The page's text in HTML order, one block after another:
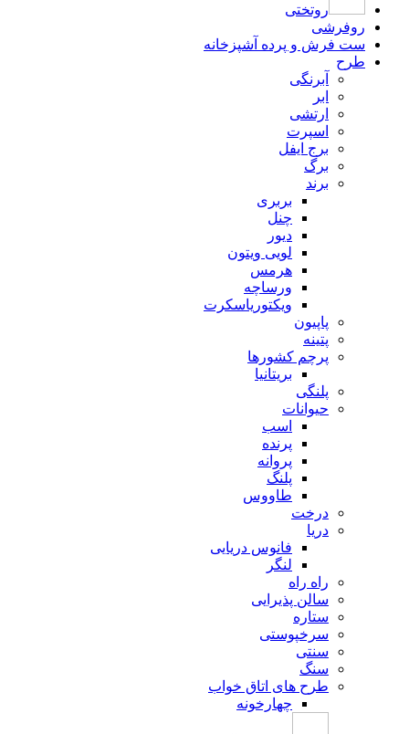
روتختی
روفرشی
ست فرش و پرده آشپزخانه
طرح
آبرنگی
ابر
ارتشی
اسپرت
برج ایفل
برگ
برند
بربری
چنل
دیور
لویی ویتون
هرمس
ورساچه
ویکتوریاسکرت
پاپیون
پتینه
پرچم کشورها
بریتانیا
پلنگی
حیوانات
اسب
پرنده
پروانه
پلنگ
طاووس
درخت
دریا
فانوس دریایی
لنگر
راه راه
سالن پذیرایی
ستاره
سرخپوستی
سنتی
سنگ
طرح های اتاق خواب
چهارخونه